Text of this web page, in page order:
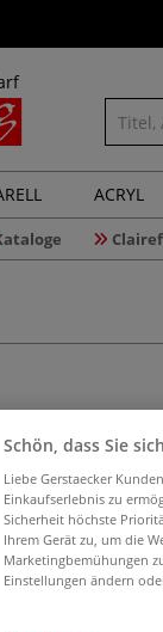
ACRYL
Schön, dass Sie
Liebe Gerstaecker
Einkaufserlebnis zu
Sicherheit höchste
Ihrem Gerät zu, um die
Marketingbemühungen
Einstellungen ändern